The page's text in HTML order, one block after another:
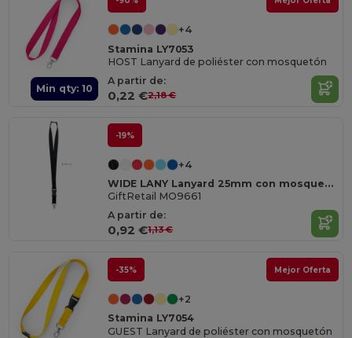
Min qty: 10
+4
Stamina LY7053
HOST Lanyard de poliéster con mosquetón
A partir de:
0,22 €2,18 €
-19%
+4
WIDE LANY Lanyard 25mm con mosquetón
GiftRetail MO9661
A partir de:
0,92 €1,13 €
-35% Mejor Oferta
+2
Stamina LY7054
GUEST Lanyard de poliéster con mosquetón